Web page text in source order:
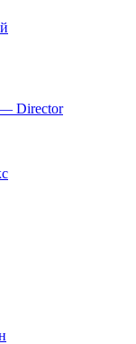
— Director